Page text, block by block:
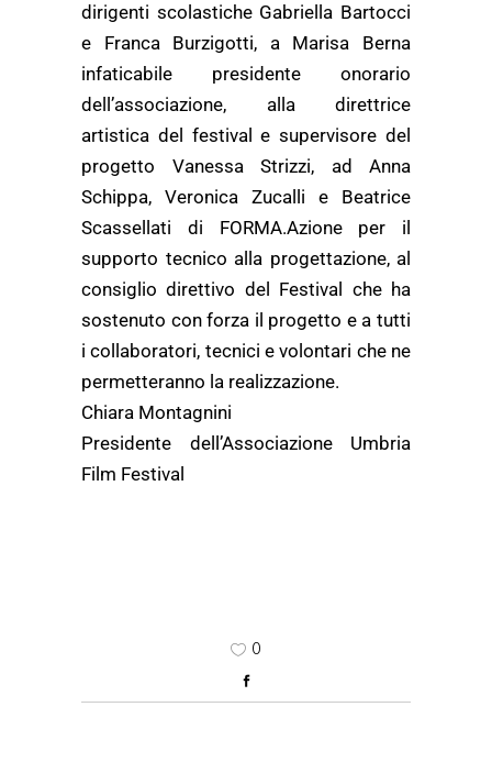
dirigenti scolastiche Gabriella Bartocci
e Franca Burzigotti, a Marisa Berna
infaticabile presidente onorario
dell’associazione, alla direttrice
artistica del festival e supervisore del
progetto Vanessa Strizzi, ad Anna
Schippa, Veronica Zucalli e Beatrice
Scassellati di FORMA.Azione per il
supporto tecnico alla progettazione, al
consiglio direttivo del Festival che ha
sostenuto con forza il progetto e a tutti
i collaboratori, tecnici e volontari che ne
permetteranno la realizzazione.
Chiara Montagnini
Presidente dell’Associazione Umbria
Film Festival
0